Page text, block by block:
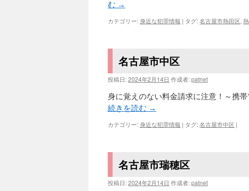
む →
カテゴリー:身近な犯罪情報 | タグ:名古屋市熱田区,
名古屋市中区
投稿日:2024年2月14日 作成者:patnet
身に覚えのない料金請求に注意！～携
続きを読む →
カテゴリー:身近な犯罪情報 | タグ:名古屋市中区 |
名古屋市瑞穂区
投稿日:2024年2月14日 作成者:patnet